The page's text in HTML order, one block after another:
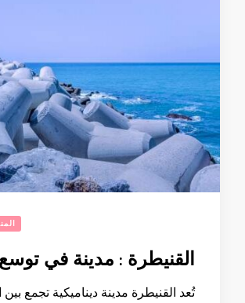
القنيطرة : مدينة في
تُعد القنيطرة مدينة ديناميكية تجمع بين